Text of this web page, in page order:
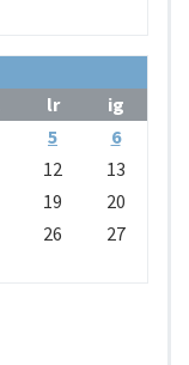
lr
ig
5
6
12
13
19
20
26
27